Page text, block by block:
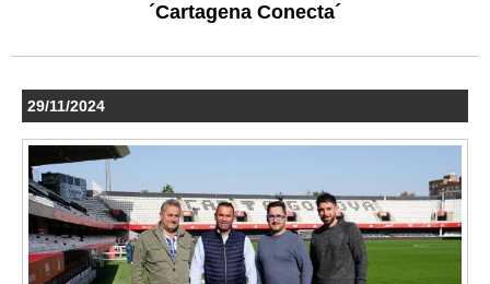
´Cartagena Conecta´
29/11/2024